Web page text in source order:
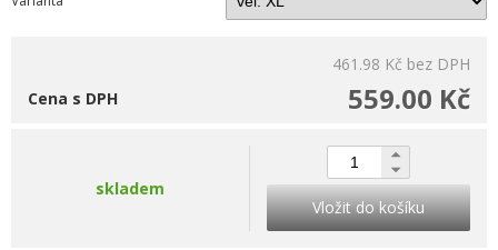
461.98 Kč bez DPH
559.00 Kč
Cena s DPH
skladem
Vložit do košíku